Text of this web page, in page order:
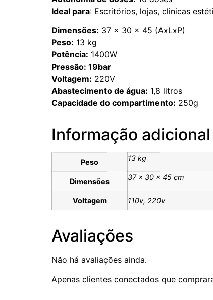
Ideal para: Escritórios, lojas, clinicas
Dimensões: 37 x 30 x 45 (AxLxP)
Peso: 13 kg
Potência: 1400W
Pressão: 19bar
Voltagem: 220V
Abastecimento de água: 1,8 litros
Capacidade do compartimento: 250g
Informação adicional
Peso 13 kg
Dimensões 37 × 30 × 45 cm
Voltagem 110v, 220v
Avaliações
Não há avaliações ainda.
Apenas clientes conectados que